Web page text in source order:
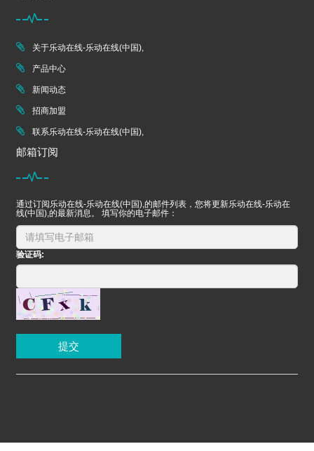
关于乐动在线-乐动在线(中国),
产品中心
新闻动态
招商加盟
联系乐动在线-乐动在线(中国),
邮箱订阅
通过订阅乐动在线-乐动在线(中国),的邮件列表，您将更新乐动在线-乐动在
线(中国),的最新消息。 填写你的电子邮件：
验证码:
提交